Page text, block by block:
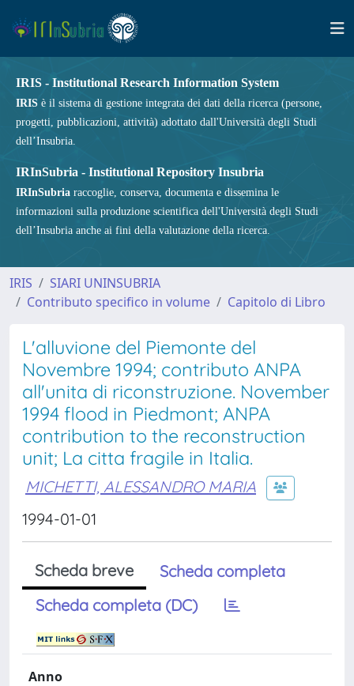
IRIS - Institutional Research Information System
IRIS è il sistema di gestione integrata dei dati della ricerca (persone,
progetti, pubblicazioni, attività) adottato dall'Università degli Studi
dell’Insubria.
IRInSubria - Institutional Repository Insubria
IRInSubria raccoglie, conserva, documenta e dissemina le
informazioni sulla produzione scientifica dell'Università degli Studi
dell’Insubria anche ai fini della valutazione della ricerca.
IRIS
SIARI UNINSUBRIA
Contributo specifico in volume
Capitolo di Libro
L'alluvione del Piemonte del
Novembre 1994; contributo ANPA
all'unita di riconstruzione. November
1994 flood in Piedmont; ANPA
contribution to the reconstruction
unit; La citta fragile in Italia.
MICHETTI, ALESSANDRO MARIA
1994-01-01
Scheda breve
Scheda completa
Scheda completa (DC)
Anno